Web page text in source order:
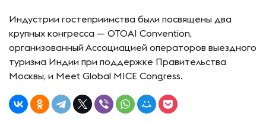
Индустрии гостеприимства были посвящены два
крупных конгресса — OTOAI Convention,
организованный Ассоциацией операторов выездного
туризма Индии при поддержке Правительства
Москвы, и Meet Global MICE Congress.